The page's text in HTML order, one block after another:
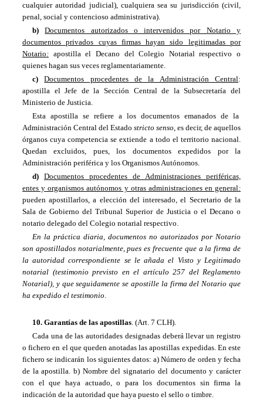
cualquier autoridad judicial), cualquiera sea su jurisdicción (civil,
penal, social y contencioso administrativa).
b)Documentos autorizados o intervenidos por Notario y
documentos privados cuyas firmas hayan sido legitimadas por
Notario: apostilla el Decano del Colegio Notarial respectivo o
quienes hagan sus veces reglamentariamente.
c)Documentos procedentes de la Administración Central:
apostilla el Jefe de la Sección Central de la Subsecretaría del
Ministerio de Justicia.
Esta apostilla se refiere a los documentos emanados de la
Administración Central del Estado stricto senso, es decir, de aquellos
órganos cuya competencia se extiende a todo el territorio nacional.
Quedan excluidos, pues, los documentos expedidos por la
Administración periférica y los Organismos Autónomos.
d) Documentos procedentes de Administraciones periféricas,
entes y organismos autónomos y otras administraciones en general:
pueden apostillarlos, a elección del interesado, el Secretario de la
Sala de Gobierno del Tribunal Superior de Justicia o el Decano o
notario delegado del Colegio notarial respectivo.
En la práctica diaria, documentos no autorizados por Notario
son apostillados notarialmente, pues es frecuente que a la firma de
la autoridad correspondiente se le añada el Visto y Legitimado
notarial (testimonio previsto en el artículo 257 del Reglamento
Notarial), y que seguidamente se apostille la firma del Notario que
ha expedido el testimonio.
10. Garantías de las apostillas. (Art. 7 CLH).
Cada una de las autoridades designadas deberá llevar un registro
o fichero en el que queden anotadas las apostillas expedidas. En este
fichero se indicarán los siguientes datos: a) Número de orden y fecha
de la apostilla. b) Nombre del signatario del documento y carácter
con el que haya actuado, o para los documentos sin firma la
indicación de la autoridad que haya puesto el sello o timbre.